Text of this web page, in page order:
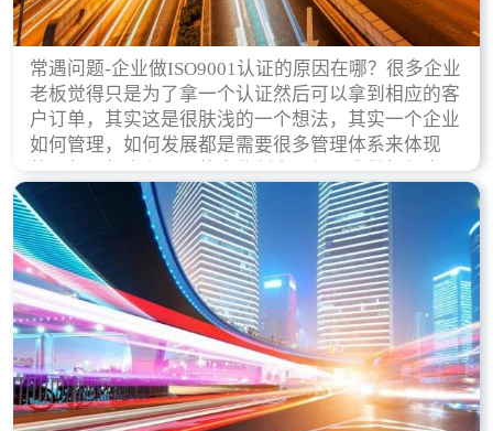
常遇问题-企业做ISO9001认证的原因在哪？很多企业
老板觉得只是为了拿一个认证然后可以拿到相应的客
户订单，其实这是很肤浅的一个想法，其实一个企业
如何管理，如何发展都是需要很多管理体系来体现
的，每天都会有不同的企业创立，但是我们如何去证
实一个企业的合法，有质量保证了？这就是ISO9001
认证体现价值的时候，那么键锋小编就来细说下企业
做ISO9001认证的根本原因。